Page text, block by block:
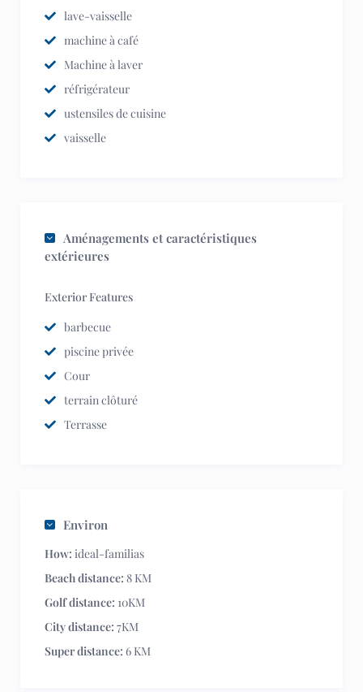
lave-vaisselle
machine à café
Machine à laver
réfrigérateur
ustensiles de cuisine
vaisselle
Aménagements et caractéristiques
extérieures
Exterior Features
barbecue
piscine privée
Cour
terrain clôturé
Terrasse
Environ
How: ideal-familias
Beach distance: 8 KM
Golf distance: 10KM
City distance: 7KM
Super distance: 6 KM